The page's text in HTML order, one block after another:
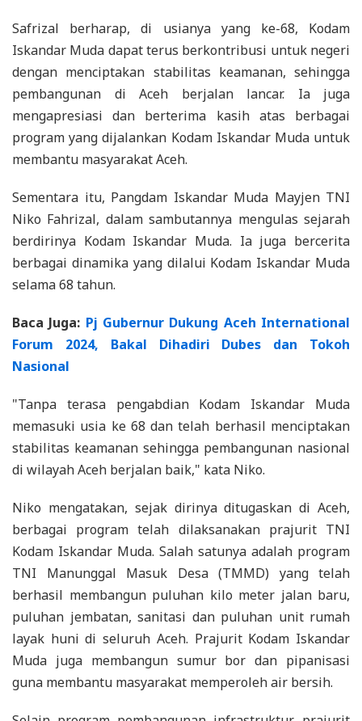
Safrizal berharap, di usianya yang ke-68, Kodam
Iskandar Muda dapat terus berkontribusi untuk negeri
dengan menciptakan stabilitas keamanan, sehingga
pembangunan di Aceh berjalan lancar. Ia juga
mengapresiasi dan berterima kasih atas berbagai
program yang dijalankan Kodam Iskandar Muda untuk
membantu masyarakat Aceh.
Sementara itu, Pangdam Iskandar Muda Mayjen TNI
Niko Fahrizal, dalam sambutannya mengulas sejarah
berdirinya Kodam Iskandar Muda. Ia juga bercerita
berbagai dinamika yang dilalui Kodam Iskandar Muda
selama 68 tahun.
Baca Juga: Pj Gubernur Dukung Aceh International
Forum 2024, Bakal Dihadiri Dubes dan Tokoh
Nasional
"Tanpa terasa pengabdian Kodam Iskandar Muda
memasuki usia ke 68 dan telah berhasil menciptakan
stabilitas keamanan sehingga pembangunan nasional
di wilayah Aceh berjalan baik," kata Niko.
Niko mengatakan, sejak dirinya ditugaskan di Aceh,
berbagai program telah dilaksanakan prajurit TNI
Kodam Iskandar Muda. Salah satunya adalah program
TNI Manunggal Masuk Desa (TMMD) yang telah
berhasil membangun puluhan kilo meter jalan baru,
puluhan jembatan, sanitasi dan puluhan unit rumah
layak huni di seluruh Aceh. Prajurit Kodam Iskandar
Muda juga membangun sumur bor dan pipanisasi
guna membantu masyarakat memperoleh air bersih.